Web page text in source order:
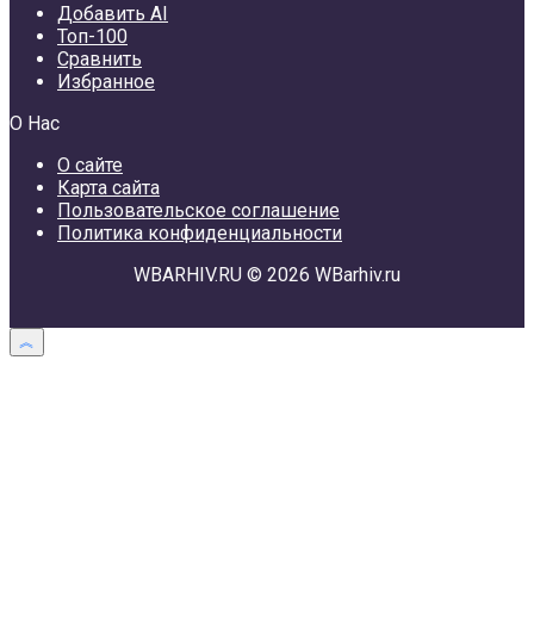
Добавить AI
Топ-100
Сравнить
Избранное
О Нас
О сайте
Карта сайта
Пользовательское соглашение
Политика конфиденциальности
WBARHIV.RU © 2026 WBarhiv.ru